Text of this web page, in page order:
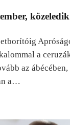
a
az ábécében,
a…